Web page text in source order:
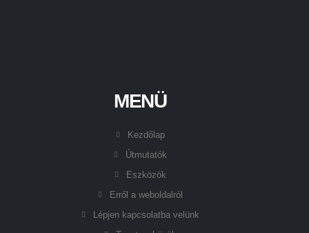
MENÜ
Kezdőlap
Útmutatók
Eszközök
Erről a weboldalról
Lépjen kapcsolatba velünk